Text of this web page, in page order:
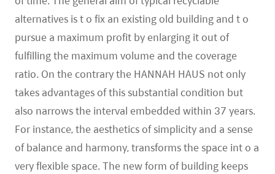
alternatives is t o fix an existing old building and t o
pursue a maximum profit by enlarging it out of
fulfilling the maximum volume and the coverage
ratio. On the contrary the HANNAH HAUS not only
takes advantages of this substantial condition but
also narrows the interval embedded within 37 years.
For instance, the aesthetics of simplicity and a sense
of balance and harmony, transforms the space int o a
very flexible space. The new form of building keeps